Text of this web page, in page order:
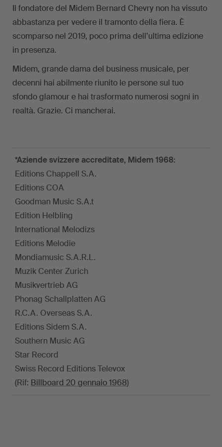
Il fondatore del Midem Bernard Chevry non ha vissuto
abbastanza per vedere il tramonto della fiera. È
scomparso nel 2019, poco prima dell’ultima edizione
in presenza.
Midem, grande dama del business musicale, per
decenni hai abilmente riunito le persone sul tuo
sfondo glamour e hai trasformato numerosi sogni in
realtà. Grazie. Ci mancherai.
*Aziende svizzere accreditate, Midem 1968:
Editions Chappell S.A.
Editions COA
Goodman Music S.A.t
Edition Helbling
International Melodizs
Editions Melodie
Mondiamusic S.A.R.L.
Muzik Center Zurich
Musikvertrieb AG
Phonag Schallplatten AG
R.C.A. Overseas S.A.
Editions Sidem S.A.
Southern Music AG
Star Record
Swiss Record Editions Televox
(Rif: Billboard 20 gennaio 1968)